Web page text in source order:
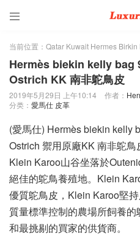

当前位置： Qatar Kuwait Hermes
Hermès biekin kelly bag
Ostrich KK 南非鴕鳥皮
2019年5月29日 上午10:14 作者：
分类： 愛馬仕 皮革
(愛馬仕) Hermès biekin kelly
Ostrich 禦用原廠KK 南非鴕鳥
Klein Karoo山谷坐落於
絕佳的鴕鳥養殖地。Klein
優質鴕鳥皮，Klein Karoo堅
質量標準控制的農場所飼養
和最挑剔的買家的供貨商。